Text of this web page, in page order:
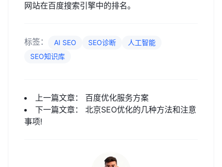
网站在百度搜索引擎中的排名。
标签： AI SEO SEO诊断
人工智能
SEO知识库
上一篇文章： 百度优化服务方案
下一篇文章： 北京SEO优化的几种方法和注意
事项!